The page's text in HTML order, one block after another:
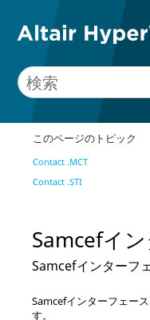
このページのトピック
Contact .MCT
Contact .STI
Samcefイ
Samcefインターフ
Samcefインターフェー
す。